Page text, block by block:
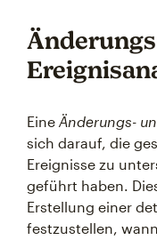
Eine Änderungs-
sich darauf, die
Ereignisse zu
geführt haben.
Erstellung einer
festzustellen,